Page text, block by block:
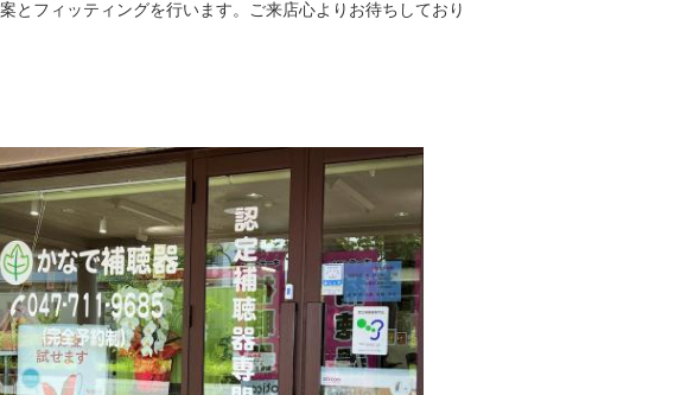
とフィッティングを行います。ご来店心よりお待ちしており